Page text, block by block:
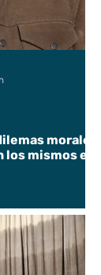
morales
mismos en